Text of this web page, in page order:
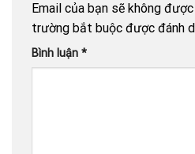
Email của bạn sẽ không
trường bắt buộc được đánh
Bình luận *